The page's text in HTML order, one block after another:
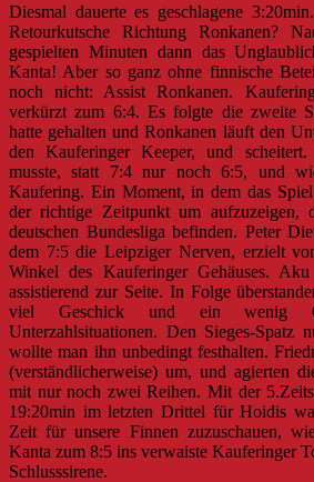
Diesmal dauerte es geschlagene
Retourkutsche Richtung Ronkanen?
gespielten Minuten dann das
Kanta! Aber so ganz ohne finnische
noch nicht: Assist Ronkanen.
verkürzt zum 6:4. Es folgte die zweite
hatte gehalten und Ronkanen läuft den
den Kauferinger Keeper, und
musste, statt 7:4 nur noch 6:5, und
Kaufering. Ein Moment, in dem das
der richtige Zeitpunkt um
deutschen Bundesliga befinden. Peter
dem 7:5 die Leipziger Nerven, erzielt
Winkel des Kauferinger Gehäuses.
assistierend zur Seite. In Folge
viel Geschick und ein wenig
Unterzahlsituationen. Den Sieges-Spatz
wollte man ihn unbedingt festhalten.
(verständlicherweise) um, und agierten
mit nur noch zwei Reihen. Mit der
19:20min im letzten Drittel für Hoidis
Zeit für unsere Finnen zuzuschauen,
Kanta zum 8:5 ins verwaiste Kauferinger
Schlusssirene.